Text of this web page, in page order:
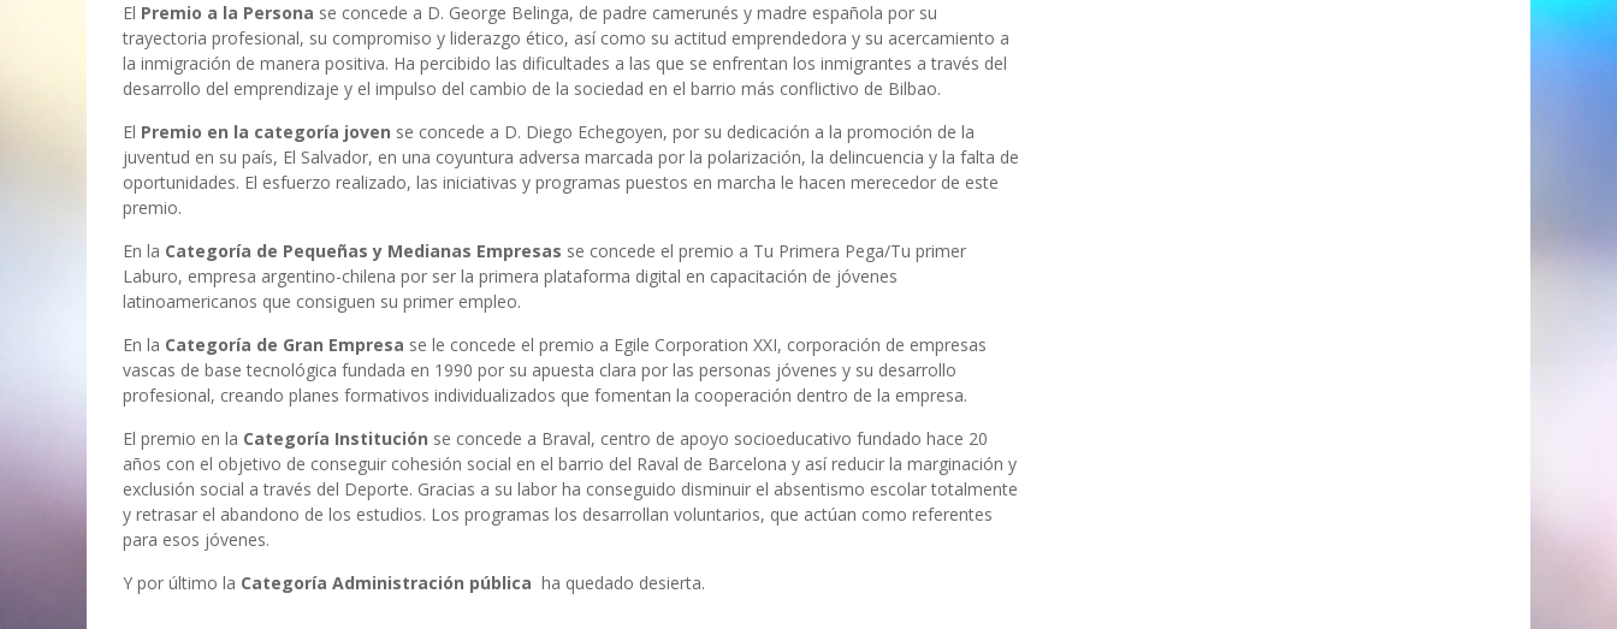
El Premio a la Persona se concede a D. George Belinga, de padre camerunés y madre española por su
trayectoria profesional, su compromiso y liderazgo ético, así como su actitud emprendedora y su acercamiento a
la inmigración de manera positiva. Ha percibido las dificultades a las que se enfrentan los inmigrantes a través del
desarrollo del emprendizaje y el impulso del cambio de la sociedad en el barrio más conflictivo de Bilbao.
El Premio en la categoría joven se concede a D. Diego Echegoyen, por su dedicación a la promoción de la
juventud en su país, El Salvador, en una coyuntura adversa marcada por la polarización, la delincuencia y la falta de
oportunidades. El esfuerzo realizado, las iniciativas y programas puestos en marcha le hacen merecedor de este
premio.
En la Categoría de Pequeñas y Medianas Empresas se concede el premio a Tu Primera Pega/Tu primer
Laburo, empresa argentino-chilena por ser la primera plataforma digital en capacitación de jóvenes
latinoamericanos que consiguen su primer empleo.
En la Categoría de Gran Empresa se le concede el premio a Egile Corporation XXI, corporación de empresas
vascas de base tecnológica fundada en 1990 por su apuesta clara por las personas jóvenes y su desarrollo
profesional, creando planes formativos individualizados que fomentan la cooperación dentro de la empresa.
El premio en la Categoría Institución se concede a Braval, centro de apoyo socioeducativo fundado hace 20
años con el objetivo de conseguir cohesión social en el barrio del Raval de Barcelona y así reducir la marginación y
exclusión social a través del Deporte. Gracias a su labor ha conseguido disminuir el absentismo escolar totalmente
y retrasar el abandono de los estudios. Los programas los desarrollan voluntarios, que actúan como referentes
para esos jóvenes.
Y por último la Categoría Administración pública ha quedado desierta.